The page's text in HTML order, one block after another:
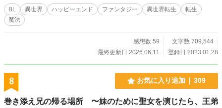
賞いたしました！ 心よりお礼申し上げます。 ただ今、感謝の番外編を少しずつ
更新中です。 よければお時間のある時にお楽しみくださいませ
BL 異世界 ハッピーエンド ファンタジー 異世界転生
転生
魔法
感想数 59
文字数 709,544
最終更新日 2026.06.11
登録日 2023.01.28
8 お気に入り追加 309
巻き添え兄の帰る場所 〜妹のために聖女を演じたら、王弟